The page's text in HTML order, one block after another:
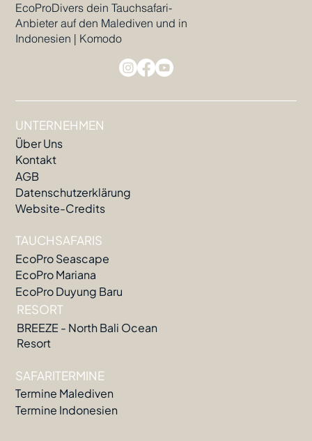
EcoProDivers dein Tauchsafari-
Anbieter auf den Malediven und in
Indonesien | Komodo
UNTERNEHMEN
Über Uns
Kontakt
AGB
Datenschutzerklärung
Website-Credits
TAUCHSAFARIS
EcoPro Seascape
EcoPro Mariana
EcoPro Duyung Baru
RESORT
BREEZE - North Bali Ocean
Resort
SAFARITERMINE
Termine Malediven
Termine Indonesien